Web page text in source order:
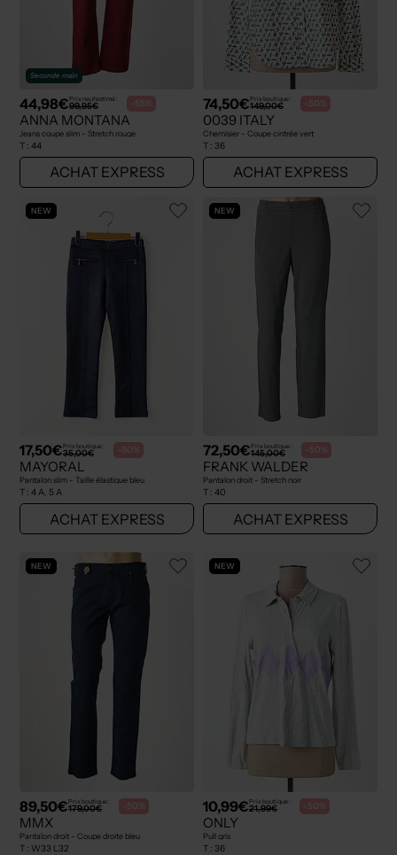
Seconde main
44,98€Prix neuf estimé :
99,95€ -55%
ANNA MONTANA
Jeans coupe slim - Stretch rouge
T : 44
ACHAT EXPRESS
74,50€Prix boutique :
149,00€ -50%
0039 ITALY
Chemisier - Coupe cintrée vert
T : 36
ACHAT EXPRESS
NEW
17,50€Prix boutique :
35,00€ -50%
MAYORAL
Pantalon slim - Taille élastique bleu
T : 4 A, 5 A
ACHAT EXPRESS
NEW
72,50€Prix boutique :
145,00€ -50%
FRANK WALDER
Pantalon droit - Stretch noir
T : 40
ACHAT EXPRESS
NEW
89,50€Prix boutique :
179,00€ -50%
MMX
Pantalon droit - Coupe droite bleu
T : W33 L32
NEW
10,99€Prix boutique :
21,99€ -50%
ONLY
Pull gris
T : 36